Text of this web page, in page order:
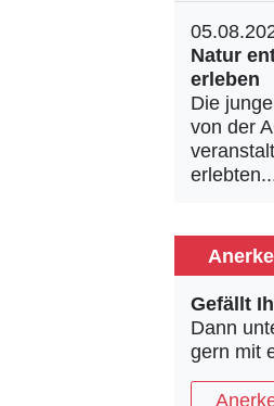
Natur
erleben
Die
von der
Gefällt
Dann
gern mit